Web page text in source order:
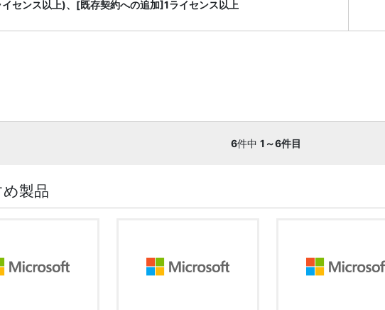
イセンス以上)、[既存契約への追加]1ライセンス以上
6件中 1～6件目
製品